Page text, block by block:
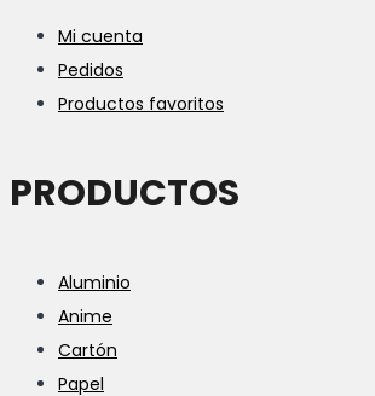
Mi cuenta
Pedidos
Productos favoritos
PRODUCTOS
Aluminio
Anime
Cartón
Papel